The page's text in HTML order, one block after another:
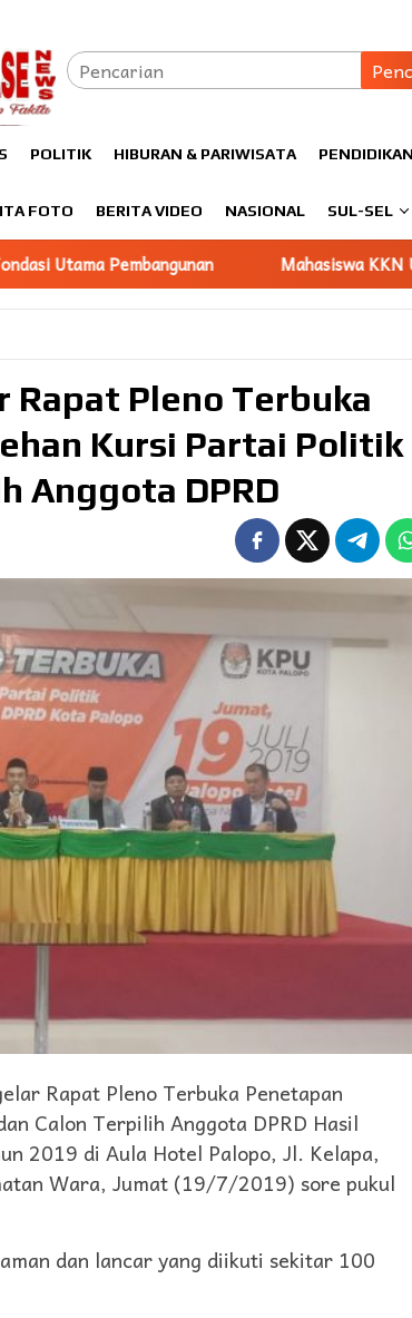
POLITIK HIBURAN & PARIWISATA PENDIDIKAN
FOTO BERITA VIDEO NASIONAL SUL-SEL
Mahasiswa KKN Unhas gelombang 116
Rapat Pleno Terbuka
Kursi Partai Politik
Anggota DPRD
Rapat Pleno Terbuka Penetapan
Calon Terpilih Anggota DPRD Hasil
2019 di Aula Hotel Palopo, Jl. Kelapa,
Wara, Jumat (19/7/2019) sore pukul
dan lancar yang diikuti sekitar 100